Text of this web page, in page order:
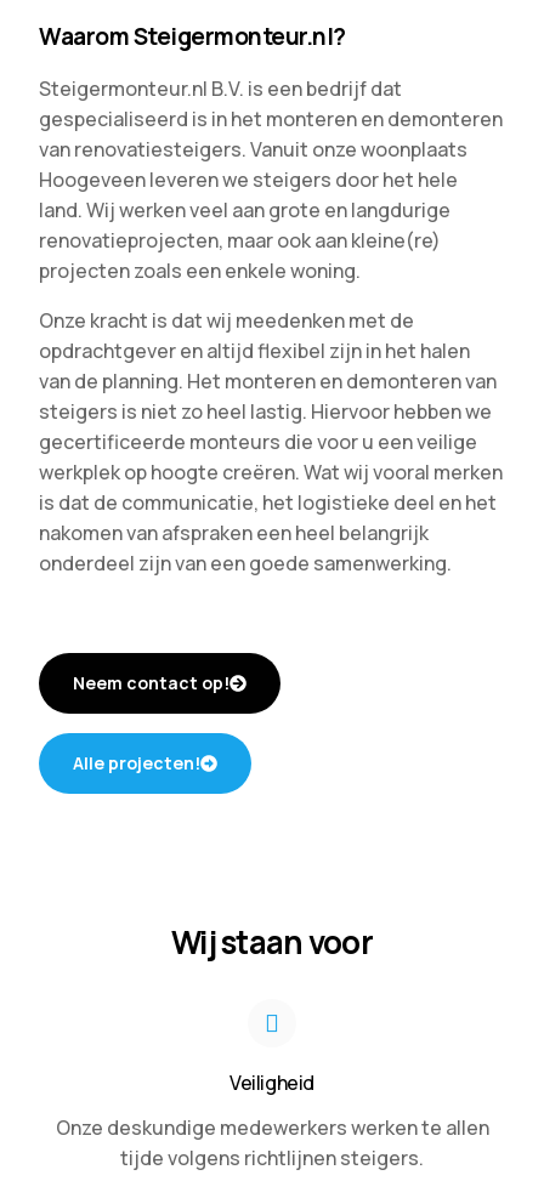
Waarom Steigermonteur.nl?
Steigermonteur.nl B.V. is een bedrijf dat
gespecialiseerd is in het monteren en demonteren
van renovatiesteigers. Vanuit onze woonplaats
Hoogeveen leveren we steigers door het hele
land. Wij werken veel aan grote en langdurige
renovatieprojecten, maar ook aan kleine(re)
projecten zoals een enkele woning.
Onze kracht is dat wij meedenken met de
opdrachtgever en altijd flexibel zijn in het halen
van de planning. Het monteren en demonteren van
steigers is niet zo heel lastig. Hiervoor hebben we
gecertificeerde monteurs die voor u een veilige
werkplek op hoogte creëren. Wat wij vooral merken
is dat de communicatie, het logistieke deel en het
nakomen van afspraken een heel belangrijk
onderdeel zijn van een goede samenwerking.
Neem contact op!
Alle projecten!
Wij staan voor
Veiligheid
Onze deskundige medewerkers werken te allen
tijde volgens richtlijnen steigers.